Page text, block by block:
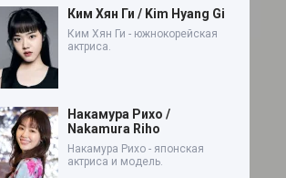
Ким Хян Ги / Kim Hyang Gi
Ким Хян Ги - южнокорейская
актриса.
Накамура Рихо /
Nakamura Riho
Накамура Рихо - японская
актриса и модель.